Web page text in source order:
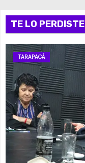
TE LO PERDISTE
TARAPACÁ